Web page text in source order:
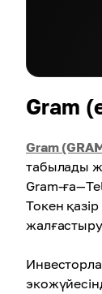
Gram
Gram
табылады
Gram-
Токен